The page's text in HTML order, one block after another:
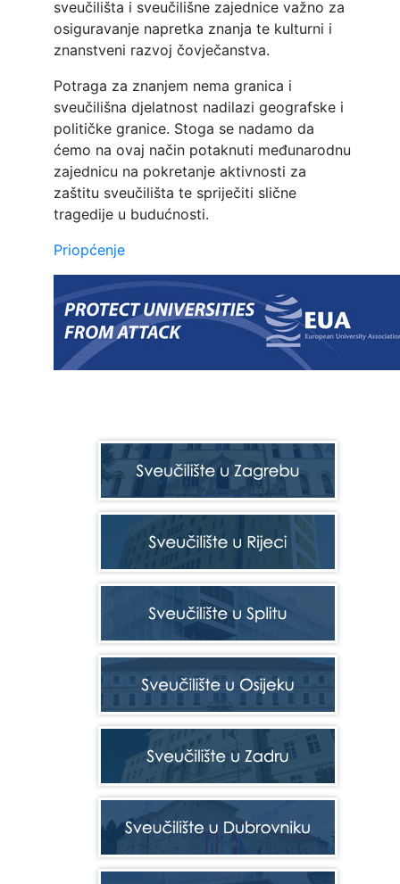
sveučilišta i sveučilišne zajednice važno za
osiguravanje napretka znanja te kulturni i
znanstveni razvoj čovječanstva.
Potraga za znanjem nema granica i
sveučilišna djelatnost nadilazi geografske i
političke granice. Stoga se nadamo da
ćemo na ovaj način potaknuti međunarodnu
zajednicu na pokretanje aktivnosti za
zaštitu sveučilišta te spriječiti slične
tragedije u budućnosti.
Priopćenje